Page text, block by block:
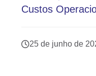
Custos
25 de junho de